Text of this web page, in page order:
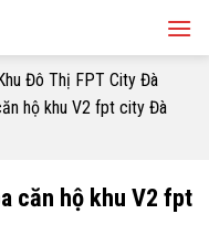
Đô Thị FPT City Đà
hộ khu V2 fpt city Đà
căn hộ khu V2 fpt